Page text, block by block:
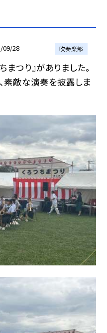
09/28 吹奏楽部
まつり』がありました。
素敵な演奏を披露しま